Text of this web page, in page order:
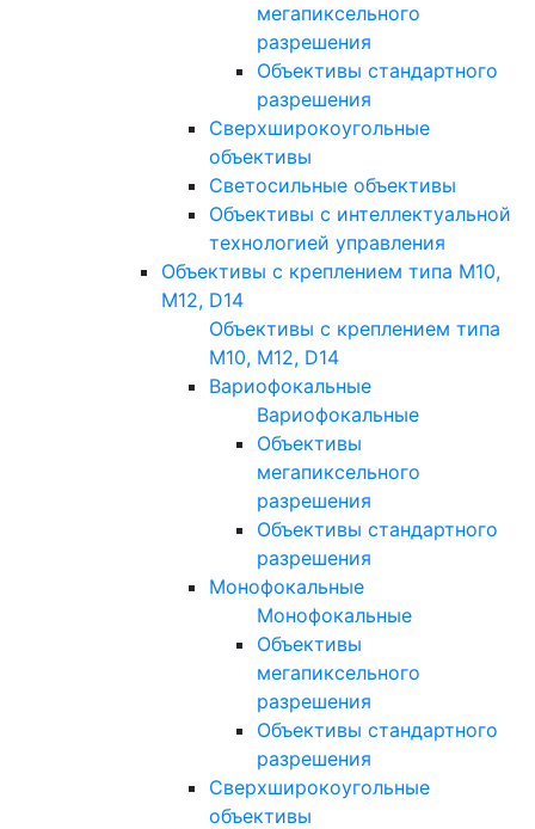
мегапиксельного
разрешения
Объективы стандартного
разрешения
Сверхширокоугольные
объективы
Светосильные объективы
Объективы с интеллектуальной
технологией управления
Объективы с креплением типа M10,
M12, D14
Объективы с креплением типа
M10, M12, D14
Вариофокальные
Вариофокальные
Объективы
мегапиксельного
разрешения
Объективы стандартного
разрешения
Монофокальные
Монофокальные
Объективы
мегапиксельного
разрешения
Объективы стандартного
разрешения
Сверхширокоугольные
объективы